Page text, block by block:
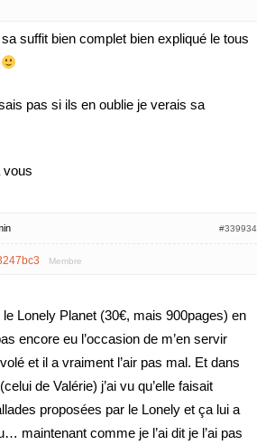
sa suffit bien complet bien expliqué le tous
pas si ils en oublie je verais sa
vous
#339934
Membre
le Lonely Planet (30€, mais 900pages) en
encore eu l’occasion de m’en servir
et il a vraiment l’air pas mal. Et dans
de Valérie) j’ai vu qu’elle faisait
proposées par le Lonely et ça lui a
maintenant comme je l’ai dit je l’ai pas